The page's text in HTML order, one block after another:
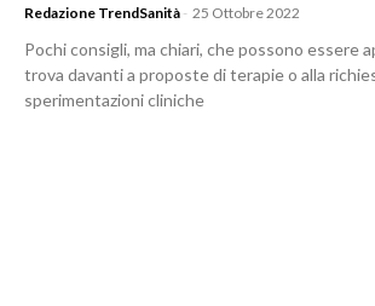
Redazione TrendSanità - 25 Ottobre 2022
Pochi consigli, ma chiari, che possono essere
trova davanti a proposte di terapie o alla
sperimentazioni cliniche